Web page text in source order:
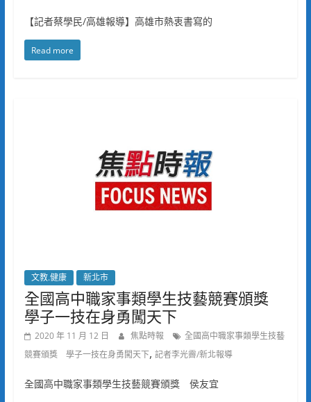
【記者蔡學民/高雄報導】高雄市熱衷書寫的
Read more
文教.健康 新北市
全國高中職家事類學生技藝競賽頒獎
學子一技在身勇闖天下
2020 年 11 月 12 日 焦點時報
全國高中職家事類學生技藝
競賽頒獎 學子一技在身勇闖天下, 記者李光霽/新北報導
全國高中職家事類學生技藝競賽頒獎 侯友宜